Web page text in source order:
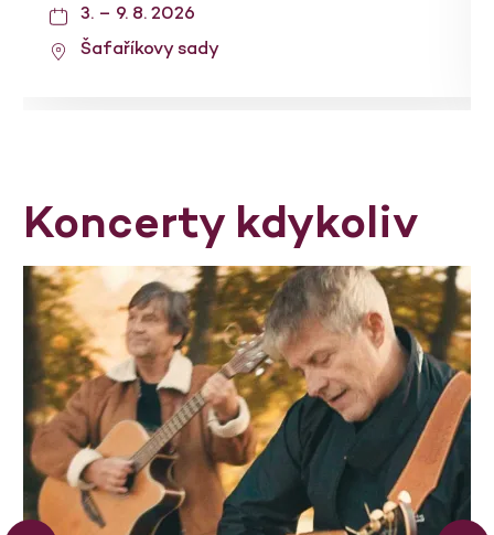
3. – 9. 8. 2026
Šafaříkovy sady
Koncerty kdykoliv